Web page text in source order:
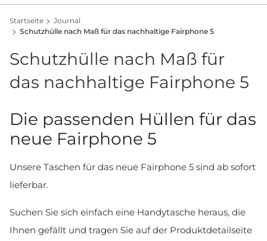
Startseite
Journal
Schutzhülle nach Maß für das nachhaltige Fairphone 5
Schutzhülle nach Maß für
das nachhaltige Fairphone 5
Die passenden Hüllen für das
neue Fairphone 5
Unsere Taschen für das neue Fairphone 5 sind ab sofort
lieferbar.
Suchen Sie sich einfach eine Handytasche heraus, die
Ihnen gefällt und tragen Sie auf der Produktdetailseite